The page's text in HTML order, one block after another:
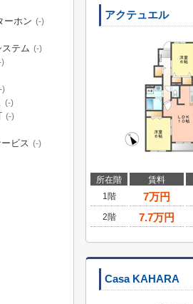
アクテュエル
所在階 賃料
1階
7万円
2階
7.7万円
Casa KAHARA
ーホン (-)
テム (-)
)
)
(-)
(-)
ビス (-)